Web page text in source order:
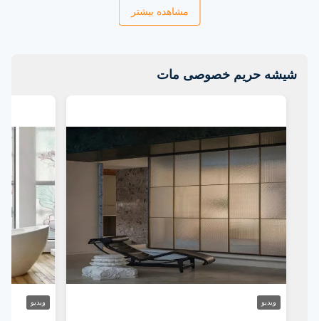
مشاهده بیشتر
شیشه حریم خصوصی مات
ویدیو ویدیو